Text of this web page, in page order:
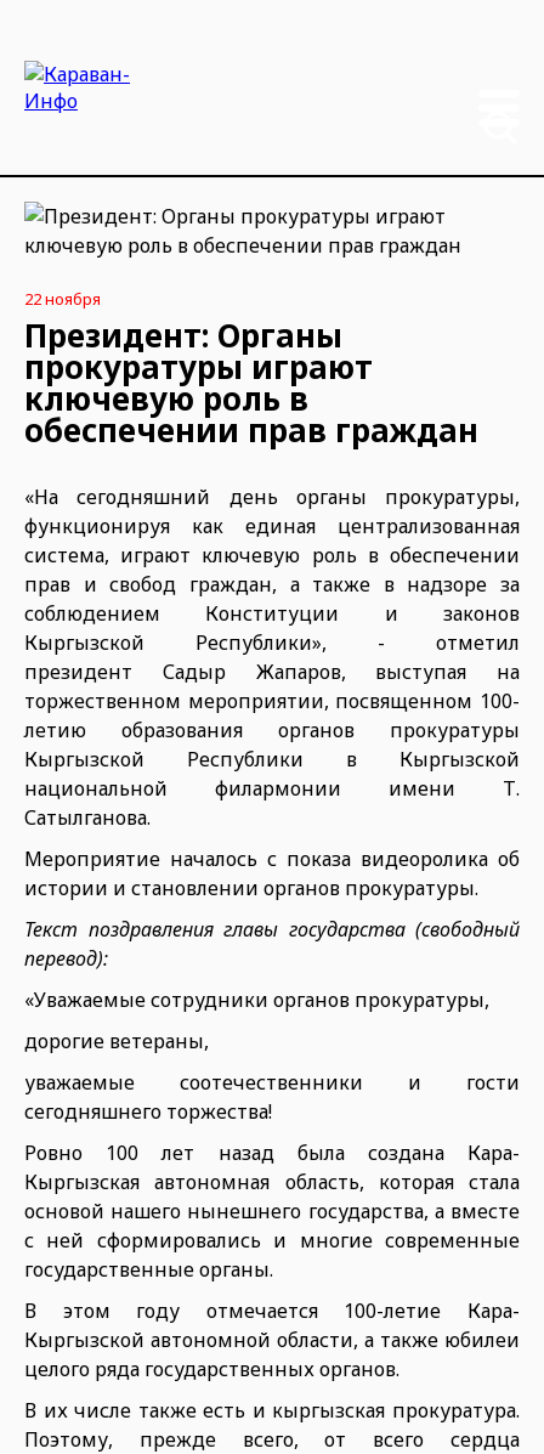
22 ноября
Президент: Органы
прокуратуры играют
ключевую роль в
обеспечении прав граждан
«На сегодняшний день органы прокуратуры,
функционируя как единая централизованная
система, играют ключевую роль в обеспечении
прав и свобод граждан, а также в надзоре за
соблюдением Конституции и законов
Кыргызской Республики», - отметил
президент Садыр Жапаров, выступая на
торжественном мероприятии, посвященном 100-
летию образования органов прокуратуры
Кыргызской Республики в Кыргызской
национальной филармонии имени Т.
Сатылганова.
Мероприятие началось с показа видеоролика об
истории и становлении органов прокуратуры.
Текст поздравления главы государства (свободный
перевод):
«Уважаемые сотрудники органов прокуратуры,
дорогие ветераны,
уважаемые соотечественники и гости
сегодняшнего торжества!
Ровно 100 лет назад была создана Кара-
Кыргызская автономная область, которая стала
основой нашего нынешнего государства, а вместе
с ней сформировались и многие современные
государственные органы.
В этом году отмечается 100-летие Кара-
Кыргызской автономной области, а также юбилеи
целого ряда государственных органов.
В их числе также есть и кыргызская прокуратура.
Поэтому, прежде всего, от всего сердца